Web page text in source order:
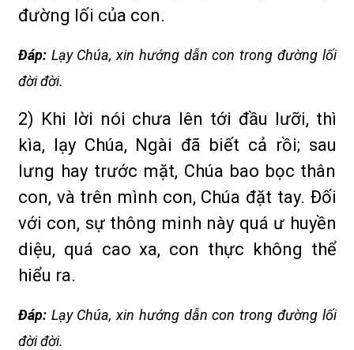
đường lối của con.
Ðáp: Lạy Chúa, xin hướng dẫn con trong đường lối
đời đời.
2) Khi lời nói chưa lên tới đầu lưỡi, thì
kìa, lạy Chúa, Ngài đã biết cả rồi; sau
lưng hay trước mặt, Chúa bao bọc thân
con, và trên mình con, Chúa đặt tay. Ðối
với con, sự thông minh này quá ư huyền
diệu, quá cao xa, con thực không thể
hiểu ra.
Ðáp: Lạy Chúa, xin hướng dẫn con trong đường lối
đời đời.